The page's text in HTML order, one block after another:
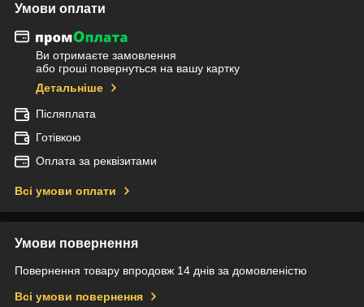
Умови оплати
Ви отримаєте замовлення
або гроші повернуться на вашу картку
Детальніше
Післяплата
Готівкою
Оплата за реквізитами
Всі умови оплати
Умови повернення
Повернення товару впродовж 14 днів за домовленістю
Всі умови повернення